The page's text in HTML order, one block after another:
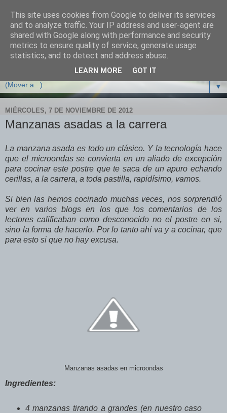
Cocina con crisis
Recetas y trucos de cocina para sobrevivir y no arruinarse
en tiempos de crisis
▼
MIÉRCOLES, 7 DE NOVIEMBRE DE 2012
Manzanas asadas a la carrera
La manzana asada es todo un clásico. Y la tecnología hace
que el microondas se convierta en un aliado de excepción
para cocinar este postre que te saca de un apuro echando
cerillas, a la carrera, a toda pastilla, rapidísimo, vamos.
Si bien las hemos cocinado muchas veces, nos sorprendió
ver en varios blogs en los que los comentarios de los
lectores calificaban como desconocido no el postre en si,
sino la forma de hacerlo. Por lo tanto ahí va y a cocinar, que
para esto si que no hay excusa.
Manzanas asadas en microondas
Ingredientes:
4 manzanas tirando a grandes (en nuestro caso
This site uses cookies from Google to deliver its services
and to analyze traffic. Your IP address and user-agent are
shared with Google along with performance and security
metrics to ensure quality of service, generate usage
statistics, and to detect and address abuse.
LEARN MORE GOT IT